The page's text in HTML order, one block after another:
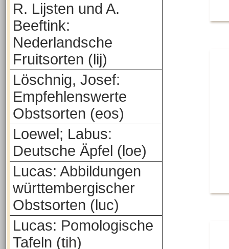
R. Lijsten und A.
Beeftink:
Nederlandsche
Fruitsorten (lij)
Löschnig, Josef:
Empfehlenswerte
Obstsorten (eos)
Loewel; Labus:
Deutsche Äpfel (loe)
Lucas: Abbildungen
württembergischer
Obstsorten (luc)
Lucas: Pomologische
Tafeln (tih)